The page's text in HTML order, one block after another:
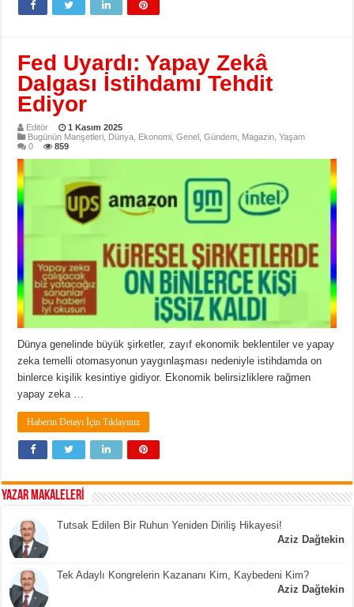
Fed Uyardı: Yapay Zekâ
Dalgası İstihdamı Tehdit
Ediyor
Editör
1 Kasım 2025
Bugünün Manşetleri Dünya Ekonomi ,Genel ,Gündem Magazin ,Yaşam
0
859
Dünya genelinde büyük şirketler, zayıf ekonomik beklentiler ve yapay
zeka temelli otomasyonun yaygınlaşması nedeniyle istihdamda on
binlerce kişilik kesintiye gidiyor. Ekonomik belirsizliklere rağmen
yapay zeka …
Haberin Detayı İçin Tıklayınız
YAZAR MAKALELERİ
Tutsak Edilen Bir Ruhun Yeniden Diriliş Hikayesi!
Aziz Dağtekin
Tek Adaylı Kongrelerin Kazananı Kim, Kaybedeni Kim?
Aziz Dağtekin